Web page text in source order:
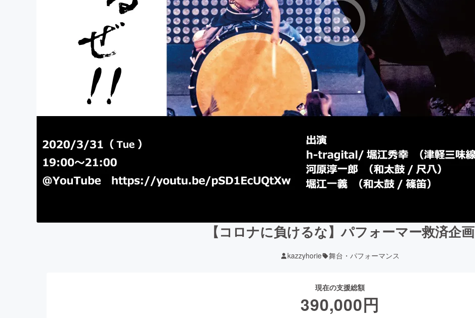
【コロナに負けるな】パフォーマー救済企画
kazzyhorie 舞台・パフォーマンス
現在の支援総額
390,000円